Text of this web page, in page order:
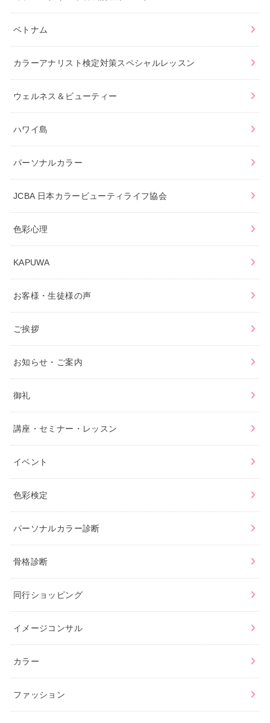
ベトナム
カラーアナリスト検定対策スペシャルレッスン
ウェルネス＆ビューティー
ハワイ島
パーソナルカラー
JCBA 日本カラービューティライフ協会
色彩心理
KAPUWA
お客様・生徒様の声
ご挨拶
お知らせ・ご案内
御礼
講座・セミナー・レッスン
イベント
色彩検定
パーソナルカラー診断
骨格診断
同行ショッピング
イメージコンサル
カラー
ファッション